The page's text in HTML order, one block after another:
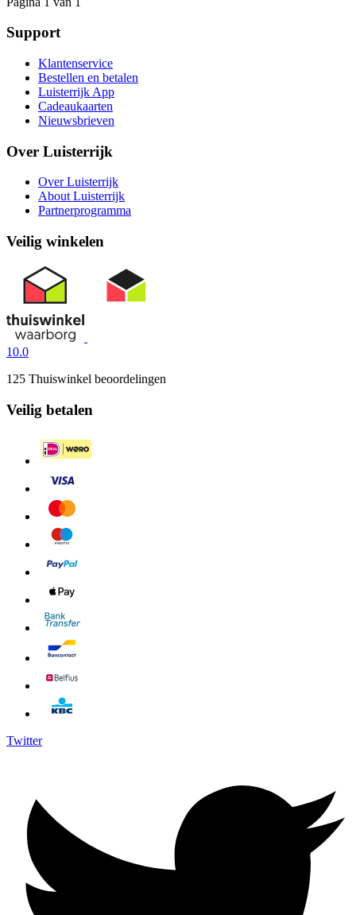
Support
Klantenservice
Bestellen en betalen
Luisterrijk App
Cadeaukaarten
Nieuwsbrieven
Over Luisterrijk
Over Luisterrijk
About Luisterrijk
Partnerprogramma
Veilig winkelen
10.0
125 Thuiswinkel beoordelingen
Veilig betalen
Twitter